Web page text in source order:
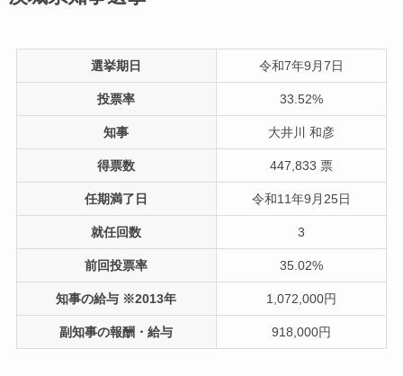
選挙期日 令和7年9月7日
投票率 33.52%
知事 大井川 和彦
得票数 447,833 票
任期満了日 令和11年9月25日
就任回数 3
前回投票率 35.02%
知事の給与 ※2013年 1,072,000円
副知事の報酬・給与 918,000円